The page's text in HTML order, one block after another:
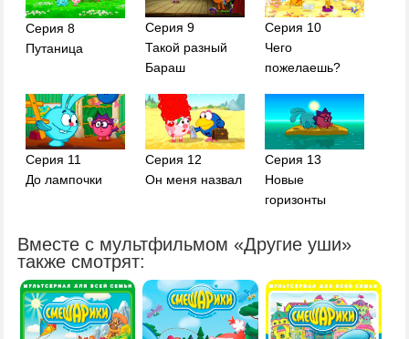
Серия 8
Путаница
Серия 9
Такой разный
Бараш
Серия 10
Чего
пожелаешь?
Серия 11
До лампочки
Серия 12
Он меня назвал
Серия 13
Новые
горизонты
Вместе с мультфильмом «Другие уши»
также смотрят: